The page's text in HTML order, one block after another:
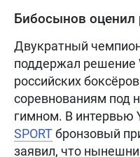
Бибосынов оценил
Двукратный
поддержал решение
российских
соревнованиям под
гимном. В интервью
SPORTбронзовый
заявил, что